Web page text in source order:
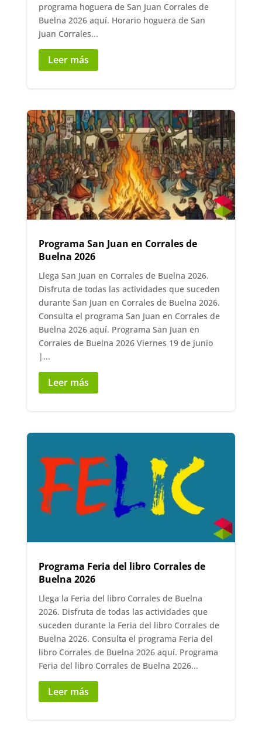
programa hoguera de San Juan Corrales de
Buelna 2026 aquí. Horario hoguera de San
Juan Corrales...
Leer más
Programa San Juan en Corrales de
Buelna 2026
Llega San Juan en Corrales de Buelna 2026.
Disfruta de todas las actividades que suceden
durante San Juan en Corrales de Buelna 2026.
Consulta el programa San Juan en Corrales de
Buelna 2026 aquí. Programa San Juan en
Corrales de Buelna 2026 Viernes 19 de junio
|...
Leer más
Programa Feria del libro Corrales de
Buelna 2026
Llega la Feria del libro Corrales de Buelna
2026. Disfruta de todas las actividades que
suceden durante la Feria del libro Corrales de
Buelna 2026. Consulta el programa Feria del
libro Corrales de Buelna 2026 aquí. Programa
Feria del libro Corrales de Buelna 2026...
Leer más